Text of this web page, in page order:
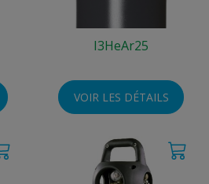
I3HeAr25
VOIR LES DÉTAILS